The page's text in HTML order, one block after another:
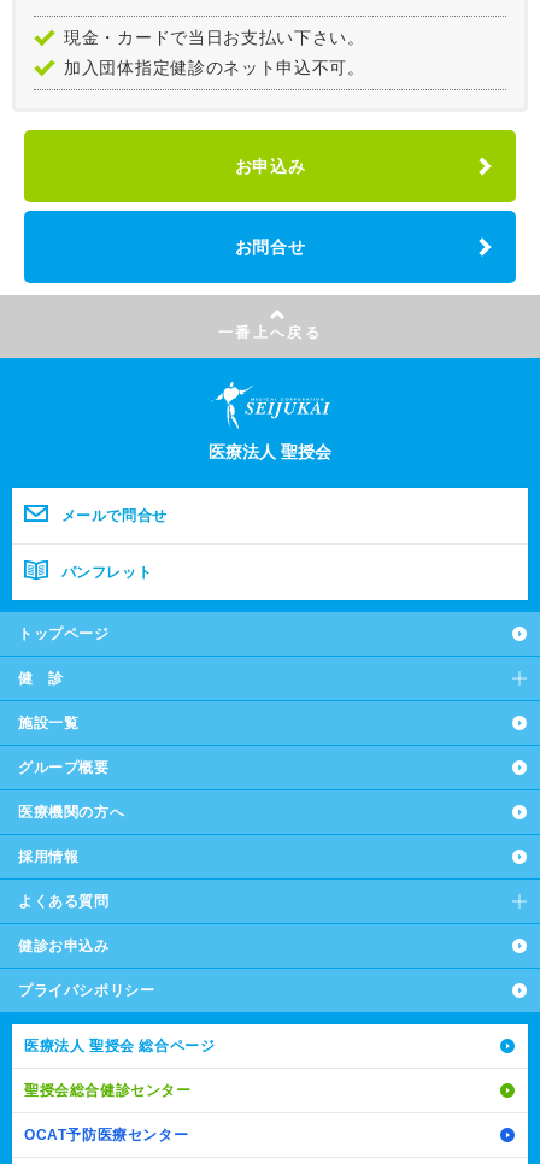
現金・カードで当日お支払い下さい。
加入団体指定健診のネット申込不可。
お申込み
お問合せ
一番上へ戻る
医療法人 聖授会
メールで問合せ
パンフレット
トップページ
健 診
施設一覧
グループ概要
医療機関の方へ
採用情報
よくある質問
健診お申込み
プライバシポリシー
医療法人 聖授会 総合ページ
聖授会総合健診センター
OCAT予防医療センター